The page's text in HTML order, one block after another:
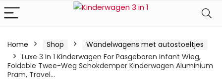
Home Shop
Wandelwagens met autostoeltjes
Luxe 3 In 1 Kinderwagen For Pasgeboren Infant Wieg,
Foldable Twee-Weg Schokdemper Kinderwagen Aluminium
Pram, Travel…